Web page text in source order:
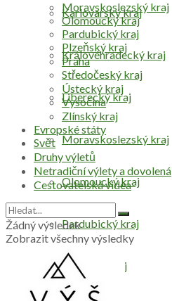
Karlovarský kraj
Královéhradecký kraj
Liberecký kraj
Moravskoslezský kraj
Olomoucký kraj
Pardubický kraj
Plzeňský kraj
Moravskoslezský kraj
Olomoucký kraj
Pardubický kraj
Plzeňský kraj
Praha
Středočeský kraj
Ústecký kraj
Vysočina
Zlínský kraj
Evropské státy
Svět
Druhy výletů
Netradiční výlety a dovolená
Cestovatelská videa
Žádný výsledek
Zobrazit všechny výsledky